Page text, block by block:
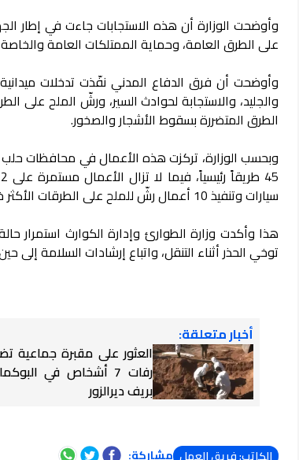
وأوضحت الوزارة أن هذه الاستجابات جاءت في إطار
على الطرق العامة، وحماية الممتلكات العامة
وأوضحت أن فرق الدفاع المدني نفّذت تدخلات
والجليد، والاستجابة لحوادث السير، ورشّ الملح على
الطرق المتضررة بسقوط الأشجار والصخور.
وبحسب الوزارة، تركزت هذه الأعمال في محافظات
سيارات وتنفيذ 10 أعمال رشّ للملح على الطرقات الأكثر خطورة.
هذا وأكدت وزارة الطوارئ وإدارة الكوارث استمرار
توخي الحذر أثناء التنقل، واتباع إرشادات السلامة
أخبار متعلقة:
العثور على مقبرة جماعية
رفات 7 أشخاص في
بريف ديرالزور
مشاركة: